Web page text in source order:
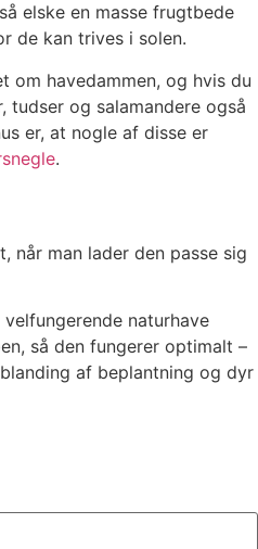
elske en masse frugtbede
de kan trives i solen.
om havedammen, og hvis du
og salamandere også
er, at nogle af disse er
.
når man lader den passe sig
naturhave
så den fungerer optimalt –
af beplantning og dyr